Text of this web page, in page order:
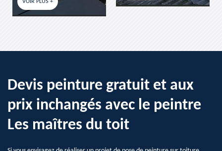
Devis peinture gratuit et aux
prix inchangés avec le peintre
Les maîtres du toit